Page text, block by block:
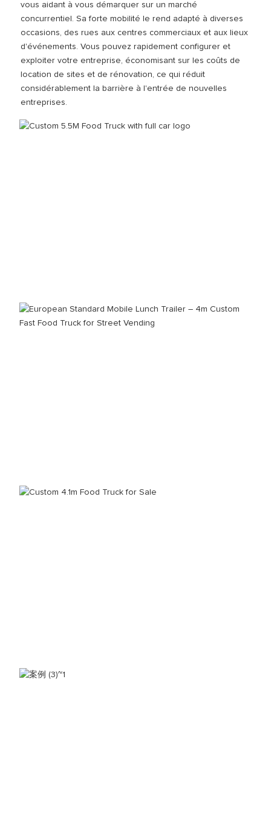
vous aidant à vous démarquer sur un marché
concurrentiel. Sa forte mobilité le rend adapté à diverses
occasions, des rues aux centres commerciaux et aux lieux
d'événements. Vous pouvez rapidement configurer et
exploiter votre entreprise, économisant sur les coûts de
location de sites et de rénovation, ce qui réduit
considérablement la barrière à l'entrée de nouvelles
entreprises.